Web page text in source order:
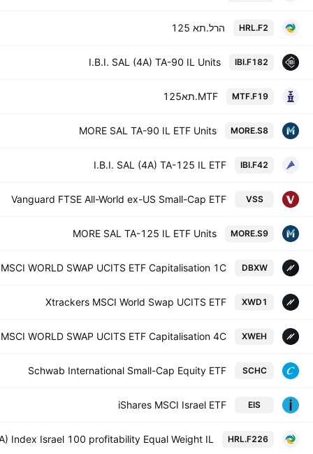
HRL.F2 הרל.תא 125
IBI.F182
I.B.I. SAL (4A) TA-90 IL Units
MTF.F19 MTF.תא125
MORE.S8
MORE SAL TA-90 IL ETF Units
IBI.F42
I.B.I. SAL (4A) TA-125 IL ETF
VSS
Vanguard FTSE All-World ex-US Small-Cap ETF
MORE.S9
MORE SAL TA-125 IL ETF Units
DBXW
WORLD SWAP UCITS ETF Capitalisation 1C
XWD1
Xtrackers MSCI World Swap UCITS ETF
XWEH
WORLD SWAP UCITS ETF Capitalisation 4C
SCHC
Schwab International Small-Cap Equity ETF
EIS
iShares MSCI Israel ETF
HRL.F226
Index Israel 100 profitability Equal Weight IL